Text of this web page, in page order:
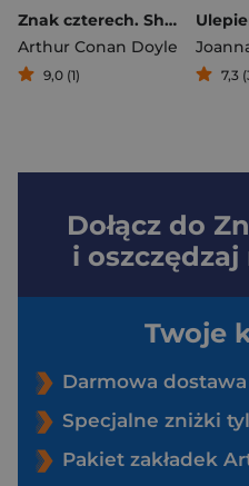
Znak czterech. Sherlock Holmes
Arthur Conan Doyle
9,0 (1) 7,3
Dołącz do
i
Twoje
Darmowa dostawa
Specjalne zniżki
Pakiet zakładek